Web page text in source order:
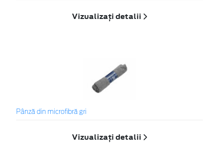
Vizualizați detalii
Pânză din microfibră gri
Vizualizați detalii